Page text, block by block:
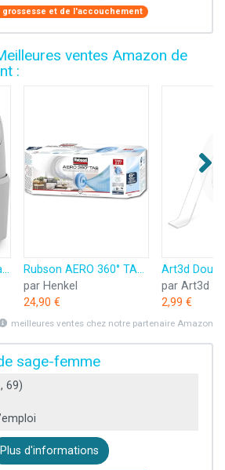
grossesse et de l'accouchement
ventes Amazon de
:
Imou 2K(3MP) Caméra Surveillance WiFi Intérieure Caméra 360° Connectée Smartphone avec Détection Humaine AI Suivi Intelligent Sirène Audio Bidirectionnel Compatible Alexa pour Bébé/Animaux
Rubson AERO 360° TAB, recharges en tabs neutres pour absorbeur d'humidité, ultra absorbantes et anti odeurs recharges pour déshumidificateurs AERO 360°, 6 x 450 g
par Henkel
24,90 €
par Art3d
2,99 €
meilleures ventes chez notre partenaire Amazon
sage-femme
69)
Plus d'informations